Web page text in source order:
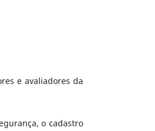
e avaliadores da
o cadastro